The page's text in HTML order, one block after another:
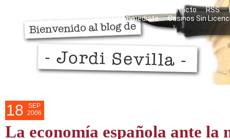
Contacto RSS
Casino Non Aams Con Prelievo Immediato
Casinos Sin
18
SEP
2006
La economía española ante la